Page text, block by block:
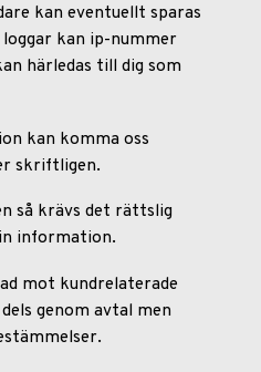
kan eventuellt sparas
kan ip-nummer
härledas till dig som
kan komma oss
skriftligen.
så krävs det rättslig
information.
mot kundrelaterade
genom avtal men